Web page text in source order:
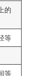
的
等
等